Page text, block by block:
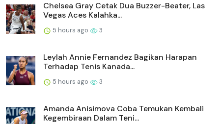
Chelsea Gray Cetak Dua Buzzer-Beater, Las
Vegas Aces Kalahka...
5 hours ago 3
Leylah Annie Fernandez Bagikan Harapan
Terhadap Tenis Kanada...
5 hours ago 3
Amanda Anisimova Coba Temukan Kembali
Kegembiraan Dalam Teni...